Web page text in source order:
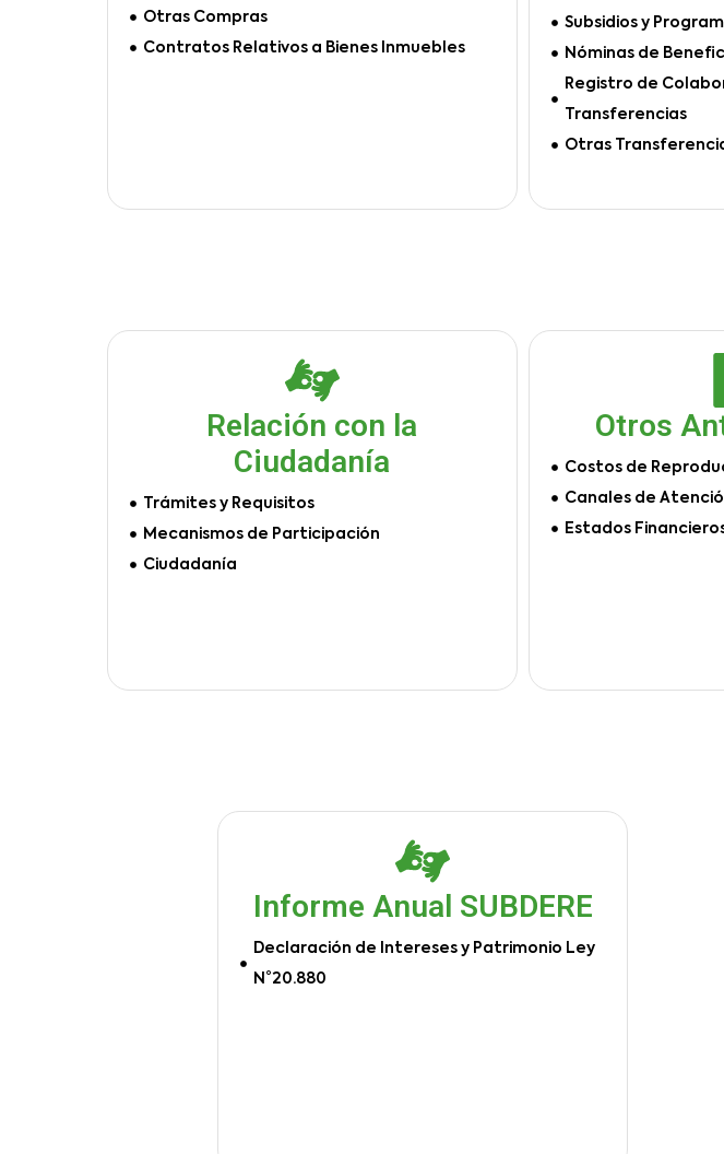
Otras Compras
Contratos Relativos a Bienes Inmuebles
Subsidios y
Nóminas de
Registro de
Transferencias
Otras
Relación con la
Ciudadanía
Trámites y Requisitos
Mecanismos de Participación
Ciudadanía
Otros
Costos de
Canales de
Estados
Informe Anual SUBDERE
Declaración de Intereses y Patrimonio Ley
N°20.880